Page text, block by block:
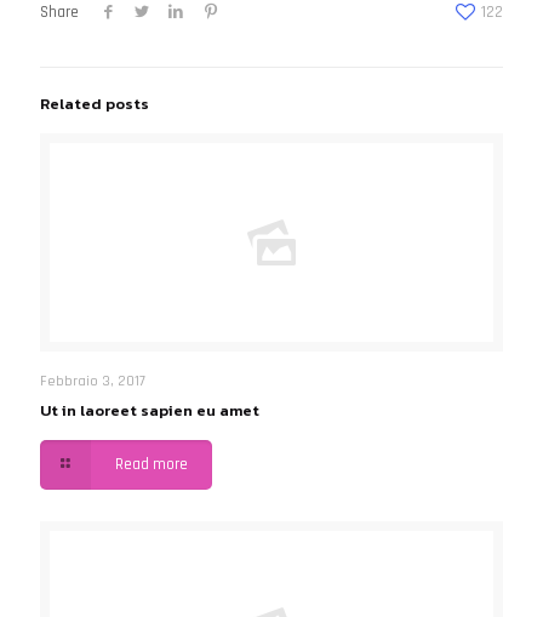
Share 122
Related posts
Febbraio 3, 2017
Ut in laoreet sapien eu amet
Read more